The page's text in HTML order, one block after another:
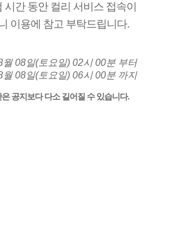
시간 동안 컬리 서비스 접속이
이용에 참고 부탁드립니다.
월 08일(토요일) 02시 00분 부터
월 08일(토요일) 06시 00분 까지
공지보다 다소 길어질 수 있습니다.